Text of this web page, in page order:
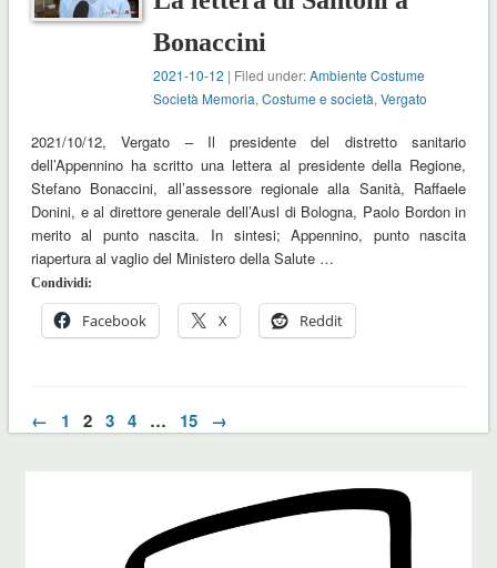
Bonaccini
2021-10-12 | Filed under:Ambiente Costume
Società Memoria,Costume e società,Vergato
2021/10/12, Vergato – Il presidente del distretto sanitario
dell’Appennino ha scritto una lettera al presidente della Regione,
Stefano Bonaccini, all’assessore regionale alla Sanità, Raffaele
Donini, e al direttore generale dell’Ausl di Bologna, Paolo Bordon in
merito al punto nascita. In sintesi; Appennino, punto nascita
riapertura al vaglio del Ministero della Salute …
Condividi:
Facebook X Reddit
← 1 2 3 4 … 15 →